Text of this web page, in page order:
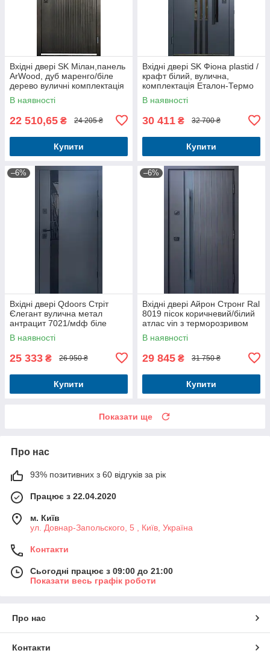
Вхідні двері SK Мілан,панель
ArWood, дуб маренго/біле
дерево вуличні комплектація
Еталон+Терморозрив
В наявності
22 510,65 ₴ 24 205 ₴
Купити
Вхідні двері SK Фіона plastid /
крафт білий, вулична,
комплектація Еталон-Термо
В наявності
30 411 ₴ 32 700 ₴
Купити
–6%
Вхідні двері Qdoors Стріт
Єлегант вулична метал
антрацит 7021/мdф біле
дерево терморозрив
860*2050
В наявності
25 333 ₴ 26 950 ₴
Купити
–6%
Вхідні двері Айрон Стронг Ral
8019 пісок коричневий/білий
атлас vin з терморозривом
вулиця 3 контури
В наявності
29 845 ₴ 31 750 ₴
Купити
Показати ще
Про нас
93% позитивних з 60 відгуків за рік
Працює з 22.04.2020
м. Київ
ул. Довнар-Запольского, 5 , Київ, Україна
Контакти
Сьогодні працює з 09:00 до 21:00
Показати весь графік роботи
Про нас
Контакти